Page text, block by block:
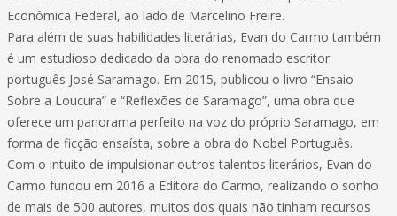
Econômica Federal, ao lado de Marcelino Freire.
Para além de suas habilidades literárias, Evan do Carmo também
é um estudioso dedicado da obra do renomado escritor
português José Saramago. Em 2015, publicou o livro “Ensaio
Sobre a Loucura” e “Reflexões de Saramago”, uma obra que
oferece um panorama perfeito na voz do próprio Saramago, em
forma de ficção ensaísta, sobre a obra do Nobel Português.
Com o intuito de impulsionar outros talentos literários, Evan do
Carmo fundou em 2016 a Editora do Carmo, realizando o sonho
de mais de 500 autores, muitos dos quais não tinham recursos